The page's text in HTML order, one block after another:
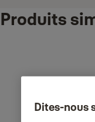
Produits
Dites-nous